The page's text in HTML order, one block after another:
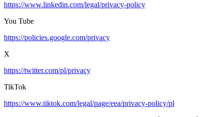
https://www.linkedin.com/legal/privacy-policy
You Tube
https://policies.google.com/privacy
X
https://twitter.com/pl/privacy
TikTok
https://www.tiktok.com/legal/page/eea/privacy-policy/pl